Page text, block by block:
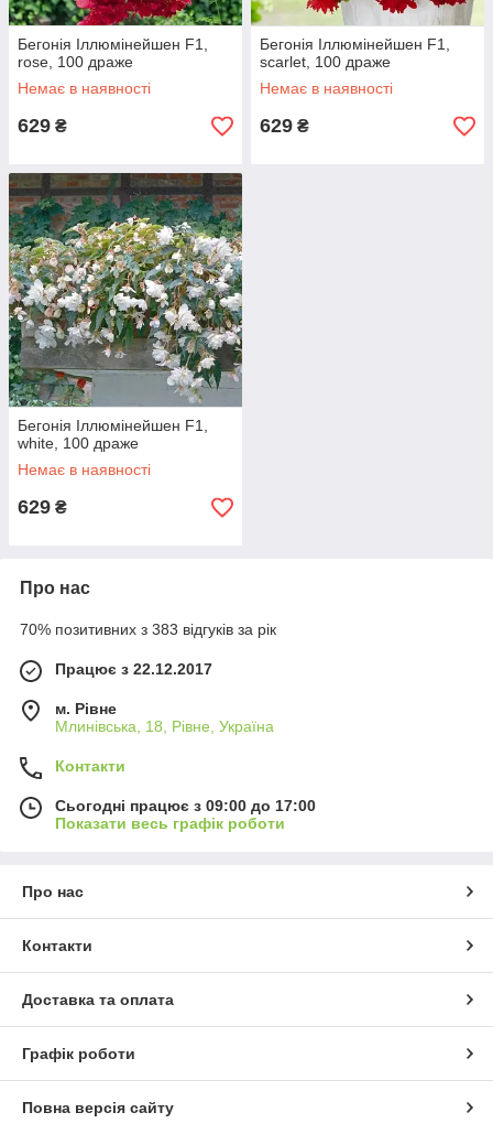
Бегонія Іллюмінейшен F1,
rose, 100 драже
Немає в наявності
629 ₴
Бегонія Іллюмінейшен F1,
scarlet, 100 драже
Немає в наявності
629 ₴
Бегонія Іллюмінейшен F1,
white, 100 драже
Немає в наявності
629 ₴
Про нас
70% позитивних з 383 відгуків за рік
Працює з 22.12.2017
м. Рівне
Млинівська, 18, Рівне, Україна
Контакти
Сьогодні працює з 09:00 до 17:00
Показати весь графік роботи
Про нас
Контакти
Доставка та оплата
Графік роботи
Повна версія сайту